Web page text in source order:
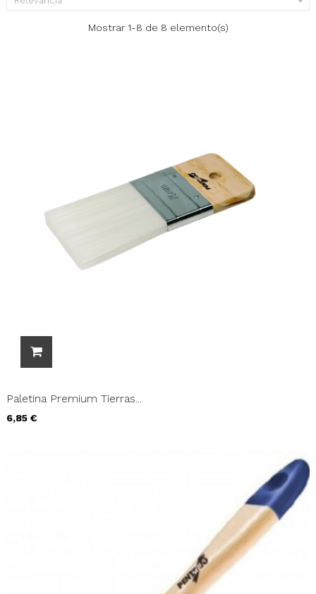
Mostrar 1-8 de 8 elemento(s)
Paletina Premium Tierras...
Precio
6,85 €